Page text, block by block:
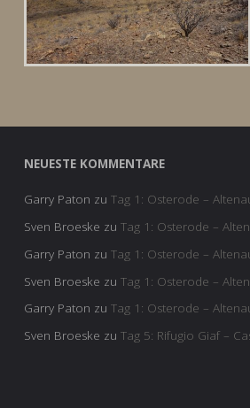
NEUESTE KOMMENTARE
Garry Paton zu Tag 1: Osterode –
Sven Broeske zu Tag 1: Osterode –
Garry Paton zu Tag 1: Osterode –
Sven Broeske zu Tag 1: Osterode –
Garry Paton zu Tag 1: Osterode –
Sven Broeske zu Tag 5: Rifugio Giaf –